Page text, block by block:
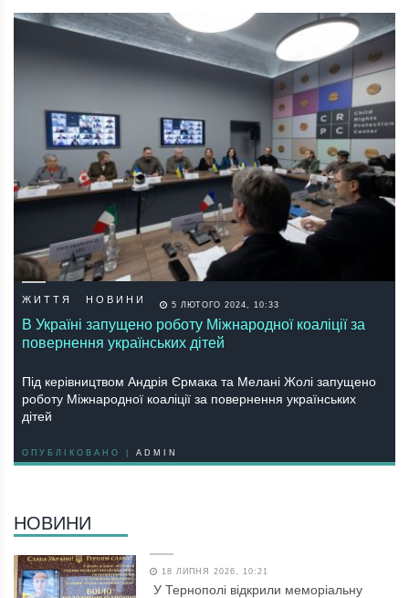
ЖИТТЯ НОВИНИ 5 ЛЮТОГО 2024, 10:33
В Україні запущено роботу Міжнародної коаліції за
повернення українських дітей
Під керівництвом Андрія Єрмака та Мелані Жолі запущено
роботу Міжнародної коаліції за повернення українських
дітей
ОПУБЛІКОВАНО | ADMIN
НОВИНИ
18 ЛИПНЯ 2026, 10:21
У Тернополі відкрили меморіальну